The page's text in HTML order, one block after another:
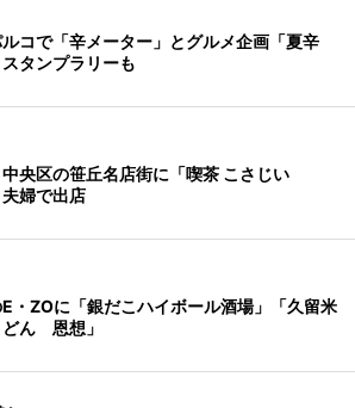
コで「辛メーター」とグルメ企画「夏辛
タンプラリーも
央区の笹丘名店街に「喫茶 こさじい
婦で出店
・ZOに「銀だこハイボール酒場」「久留米
ん 恩想」